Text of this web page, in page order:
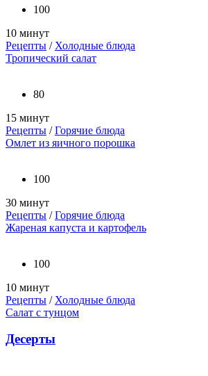
100
10 минут
Рецепты / Холодные блюда
Тропический салат
80
15 минут
Рецепты /Горячие блюда
Омлет из яичного порошка
100
30 минут
Рецепты /Горячие блюда
Жареная капуста и картофель
100
10 минут
Рецепты / Холодные блюда
Салат с тунцом
Десерты